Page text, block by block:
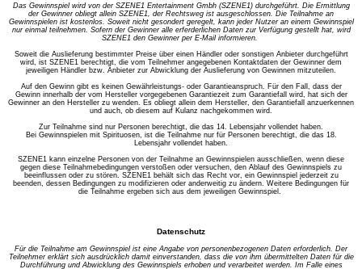
Das Gewinnspiel wird von der SZENE1 Entertainment Gmbh (SZENE1) durchgeführt. Die Ermittlung
der Gewinner obliegt allein SZENE1, der Rechtsweg ist ausgeschlossen. Die Teilnahme an
Gewinnspielen ist kostenlos. Soweit nicht gesondert geregelt, kann jeder Nutzer an einem Gewinnspiel
nur einmal teilnehmen. Sofern der Gewinner alle erferderlichen Daten zur Verfügung gestellt hat, wird
SZENE1 den Gewinner per E-Mail informieren.
Soweit die Auslieferung bestimmter Preise über einen Händler oder sonstigen Anbieter durchgeführt
wird, ist SZENE1 berechtigt, die vom Teilnehmer angegebenen Kontaktdaten der Gewinner dem
jeweiligen Händler bzw. Anbieter zur Abwicklung der Auslieferung von Gewinnen mitzuteilen.
Auf den Gewinn gibt es keinen Gewährleistungs- oder Garantieanspruch. Für den Fall, dass der
Gewinn innerhalb der vom Hersteller vorgegebenen Garantiezeit zum Garantiefall wird, hat sich der
Gewinner an den Hersteller zu wenden. Es obliegt allein dem Hersteller, den Garantiefall anzuerkennen
und auch, ob diesem auf Kulanz nachgekommen wird.
Zur Teilnahme sind nur Personen berechtigt, die das 14. Lebensjahr vollendet haben.
Bei Gewinnspielen mit Spirituosen, ist die Teilnahme nur für Personen berechtigt, die das 18.
Lebensjahr vollendet haben.
SZENE1 kann einzelne Personen von der Teilnahme an Gewinnspielen ausschließen, wenn diese
gegen diese Teilnahmebedingungen verstoßen oder versuchen, den Ablauf des Gewinnspiels zu
beeinflussen oder zu stören. SZENE1 behält sich das Recht vor, ein Gewinnspiel jederzeit zu
beenden, dessen Bedingungen zu modifizieren oder anderweitig zu ändern. Weitere Bedingungen für
die Teilnahme ergeben sich aus dem jeweiligen Gewinnspiel.
Datenschutz
Für die Teilnahme am Gewinnspiel ist eine Angabe von personenbezogenen Daten erforderlich. Der
Teilnehmer erklärt sich ausdrücklich damit einverstanden, dass die von ihm übermittelten Daten für die
Durchführung und Abwicklung des Gewinnspiels erhoben und verarbeitet werden. Im Falle eines